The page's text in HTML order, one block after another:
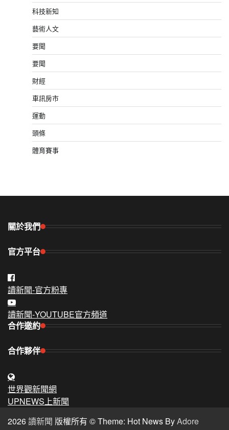
科技新知
藝術人文
要聞
要聞
財經
車訊房市
運動
頭條
體育賽事
關於我們
官方平台
讀新聞-官方粉專
讀新聞-YOUTUBE官方頻道
合作邀約
合作夥伴
世界觀新聞網
UPNEWS上新聞
2026讀新聞 版權所有 © Theme: Hot News ByAdore